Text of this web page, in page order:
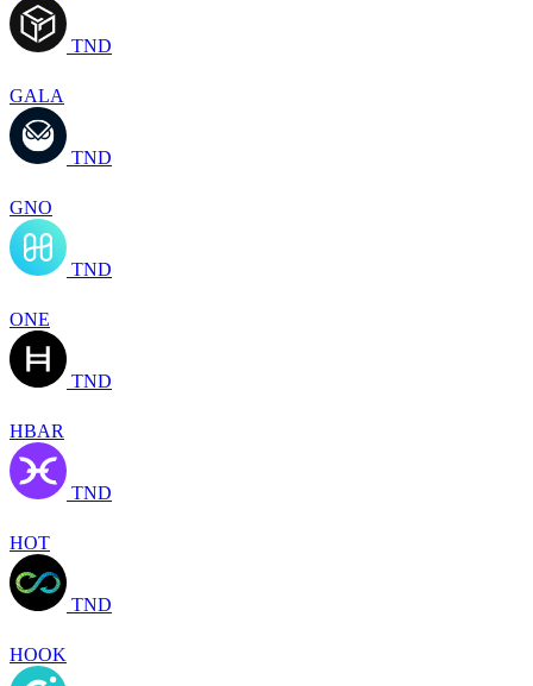
TND
GALA
TND
GNO
TND
ONE
TND
HBAR
TND
HOT
TND
HOOK